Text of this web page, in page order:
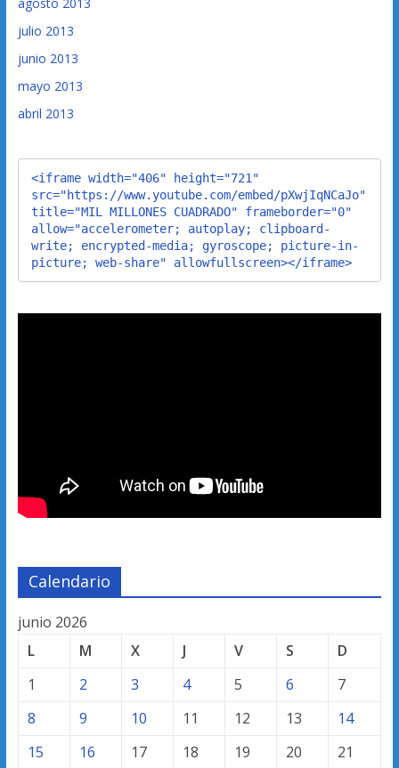
agosto 2013
julio 2013
junio 2013
mayo 2013
abril 2013
<iframe width="406" height="721"
src="https://www.youtube.com/embed/pXwjIqNCaJo"
title="MIL MILLONES CUADRADO" frameborder="0"
allow="accelerometer; autoplay; clipboard-
write; encrypted-media; gyroscope; picture-in-
picture; web-share" allowfullscreen></iframe>
Calendario
junio 2026
L
M X J V S
D
1
2 3 4 5 6
7
8
9 10 11 12 13
14
15
16 17 18 19 20 21